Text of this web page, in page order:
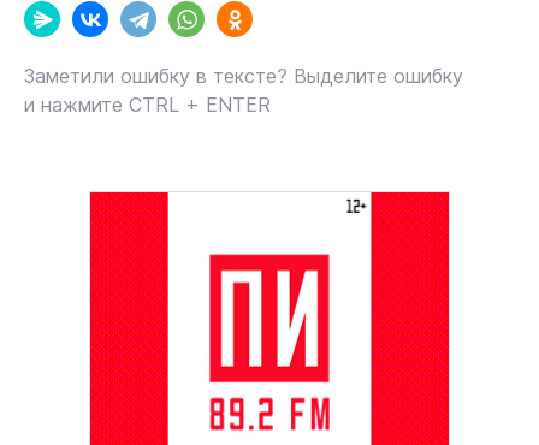
Заметили ошибку в тексте? Выделите ошибку
и нажмите CTRL + ENTER